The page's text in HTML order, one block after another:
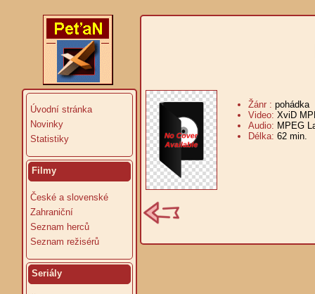
Úvodní stránka
Novinky
Statistiky
Filmy
České a slovenské
Zahraniční
Seznam herců
Seznam režisérů
Seriály
Žánr : pohádka
Video: XviD
Audio: MPEG
Délka: 62 min.